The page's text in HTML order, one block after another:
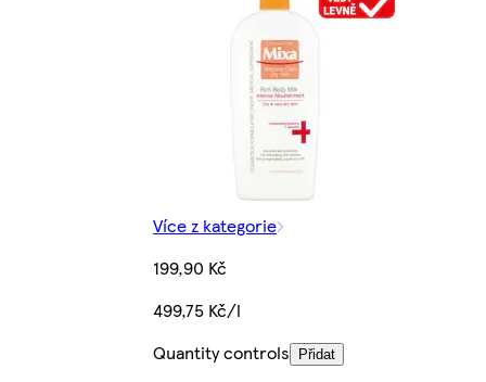
Více z kategorie
199,90 Kč
499,75 Kč/l
Quantity controls
Přidat